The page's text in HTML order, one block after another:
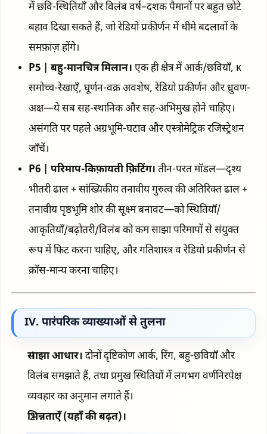
में छवि-स्थितियाँ और विलंब वर्ष–दशक पैमानों पर बहुत छोटे
बहाव दिखा सकते हैं, जो रेडियो प्रकीर्णन में धीमे बदलावों के
समफ़ाज़ होंगे।
P5 | बहु-मानचित्र मिलान। एक ही क्षेत्र में आर्क/छवियाँ, κ
समोच्च-रेखाएँ, घूर्णन-वक्र अवशेष, रेडियो प्रकीर्णन और ध्रुवण-
अक्ष—ये सब सह-स्थानिक और सह-अभिमुख होने चाहिए।
असंगति पर पहले अग्रभूमि-घटाव और एस्त्रोमेट्रिक रजिस्ट्रेशन
जाँचें।
P6 | परिमाप-किफ़ायती फ़िटिंग। तीन-परत मॉडल—दृश्य
भीतरी ढाल + सांख्यिकीय तनावीय गुरुत्व की अतिरिक्त ढाल +
तनावीय पृष्ठभूमि शोर की सूक्ष्म बनावट—को स्थितियाँ/
आकृतियाँ/बढ़ोतरी/विलंब को कम साझा परिमापों से संयुक्त
रूप में फिट करना चाहिए, और गतिशास्त्र व रेडियो प्रकीर्णन से
क्रॉस-मान्य करना चाहिए।
IV. पारंपरिक व्याख्याओं से तुलना
साझा आधार। दोनों दृष्टिकोण आर्क, रिंग, बहु-छवियाँ और
विलंब समझाते हैं, तथा प्रमुख स्थितियों में लगभग वर्णनिरपेक्ष
व्यवहार का अनुमान लगाते हैं।
भिन्नताएँ (यहाँ की बढ़त)।